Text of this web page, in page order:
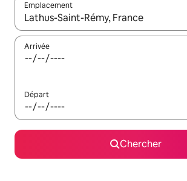
Emplacement
Quand les résultats sont affichés,
Arrivée
Départ
Chercher